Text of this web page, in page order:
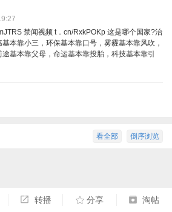
禁闻视频 t．cn/RxkPOKp 这是哪个国家?治
本靠小三，环保基本靠口号，雾霾基本靠风吹，
基本靠父母，命运基本靠投胎，科技基本靠引
倒序浏览
看全部
转播 分享 淘帖